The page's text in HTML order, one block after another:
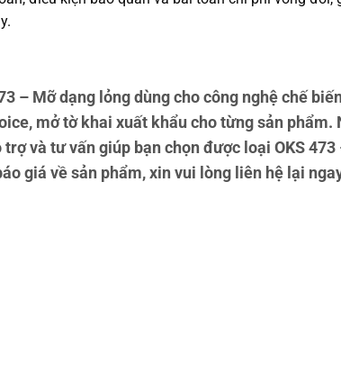
– Mỡ dạng lỏng dùng cho công nghệ chế
mở tờ khai xuất khẩu cho từng sản phẩm.
và tư vấn giúp bạn chọn được loại OKS
giá về sản phẩm, xin vui lòng liên hệ lại